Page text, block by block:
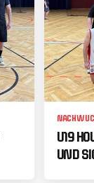
U19
UND